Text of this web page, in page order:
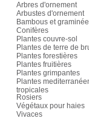
Arbres d'ornement
Arbustes d'ornement
Bambous et
Conifères
Plantes couvre-sol
Plantes de terre de
Plantes forestières
Plantes fruitières
Plantes grimpantes
Plantes
tropicales
Rosiers
Végétaux pour haies
Vivaces